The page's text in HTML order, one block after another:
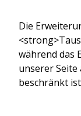
Die
während das
unserer
beschränkt